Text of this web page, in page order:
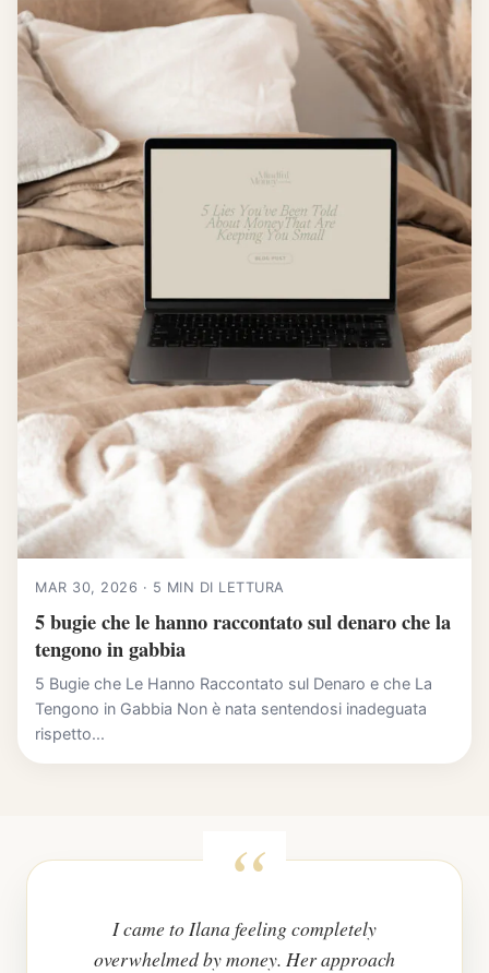
MAR 30, 2026 · 5 MIN DI LETTURA
5 bugie che le hanno raccontato sul denaro che la
tengono in gabbia
5 Bugie che Le Hanno Raccontato sul Denaro e che La
Tengono in Gabbia Non è nata sentendosi inadeguata
rispetto...
I came to Ilana feeling completely
overwhelmed by money. Her approach